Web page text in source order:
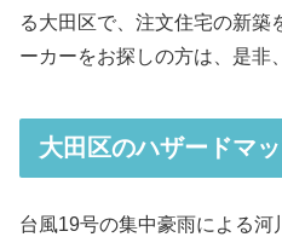
る大田区で、注文住宅の新築
ーカーをお探しの方は、是非
大田区のハザードマ
台風19号の集中豪雨による